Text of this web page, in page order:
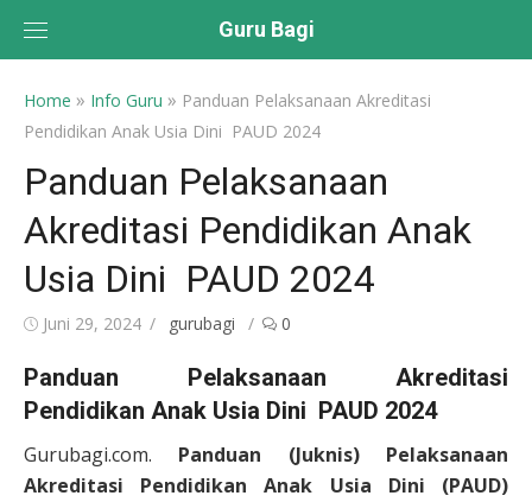
Guru Bagi
Home » Info Guru » Panduan Pelaksanaan Akreditasi
Pendidikan Anak Usia Dini PAUD 2024
Panduan Pelaksanaan
Akreditasi Pendidikan Anak
Usia Dini PAUD 2024
Posted
Juni 29, 2024 Author
gurubagi 0
Panduan Pelaksanaan Akreditasi
Pendidikan Anak Usia Dini PAUD 2024
Gurubagi.com. Panduan (Juknis) Pelaksanaan
Akreditasi Pendidikan Anak Usia Dini (PAUD)